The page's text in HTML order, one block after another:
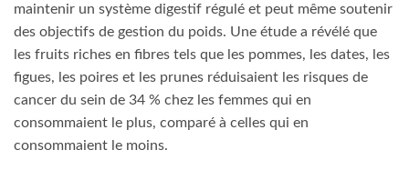
maintenir un système digestif régulé et peut même soutenir
des objectifs de gestion du poids. Une étude a révélé que
les fruits riches en fibres tels que les pommes, les dates, les
figues, les poires et les prunes réduisaient les risques de
cancer du sein de 34 % chez les femmes qui en
consommaient le plus, comparé à celles qui en
consommaient le moins.